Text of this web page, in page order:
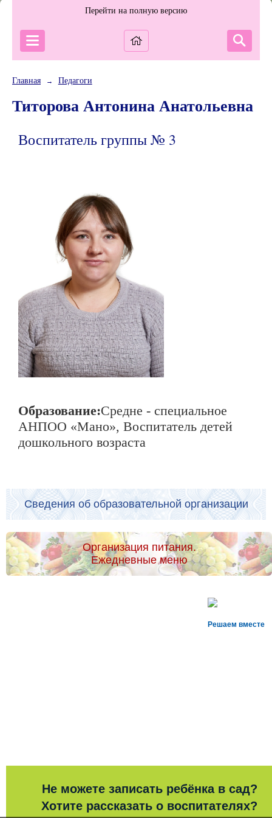
Перейти на полную версию
Главная → Педагоги
Титорова Антонина Анатольевна
Воспитатель группы № 3
Образование:Средне - специальное
АНПОО «Мано», Воспитатель детей
дошкольного возраста
Сведения об образовательной организации
Организация питания.
Ежедневные меню
Решаем вместе
Не можете записать ребёнка в сад?
Хотите рассказать о воспитателях?